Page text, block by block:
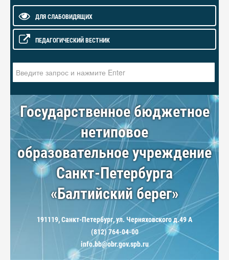
ДЛЯ СЛАБОВИДЯЩИХ
ПЕДАГОГИЧЕСКИЙ ВЕСТНИК
Государственное бюджетное
нетиповое
образовательное учреждение
Санкт-Петербурга
«Балтийский берег»
191119, Санкт-Петербург, ул. Черняховского д.49 А
(812) 764-04-00
info.bb@obr.gov.spb.ru